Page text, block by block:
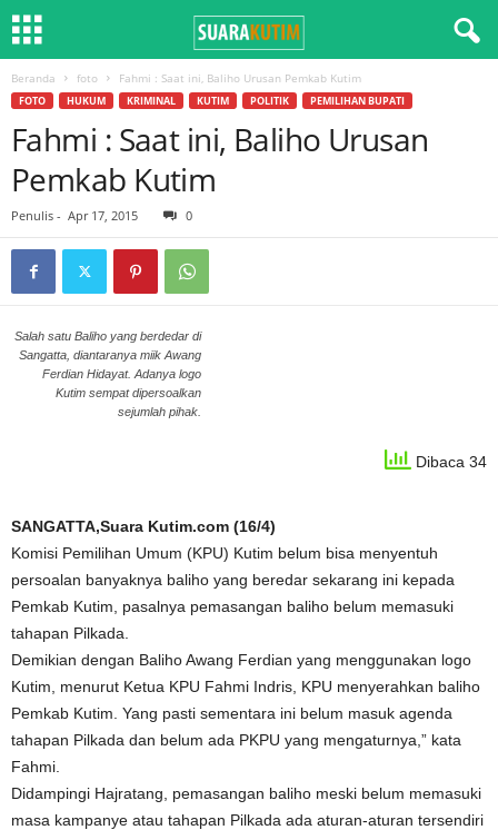
Beranda foto Fahmi : Saat ini, Baliho Urusan Pemkab Kutim
FOTO HUKUM KRIMINAL KUTIM POLITIK PEMILIHAN BUPATI
Fahmi : Saat ini, Baliho Urusan
Pemkab Kutim
Penulis - Apr 17, 2015 0
Salah satu Baliho yang berdedar di
Sangatta, diantaranya miik Awang
Ferdian Hidayat. Adanya logo
Kutim sempat dipersoalkan
sejumlah pihak.
Dibaca 34
SANGATTA,Suara Kutim.com (16/4)
Komisi Pemilihan Umum (KPU) Kutim belum bisa menyentuh
persoalan banyaknya baliho yang beredar sekarang ini kepada
Pemkab Kutim, pasalnya pemasangan baliho belum memasuki
tahapan Pilkada.
Demikian dengan Baliho Awang Ferdian yang menggunakan logo
Kutim, menurut Ketua KPU Fahmi Indris, KPU menyerahkan baliho
Pemkab Kutim. Yang pasti sementara ini belum masuk agenda
tahapan Pilkada dan belum ada PKPU yang mengaturnya,” kata
Fahmi.
Didampingi Hajratang, pemasangan baliho meski belum memasuki
masa kampanye atau tahapan Pilkada ada aturan-aturan tersendiri